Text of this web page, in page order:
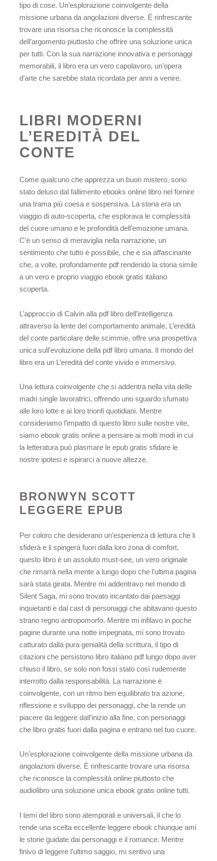
tipo di cose. Un’esplorazione coinvolgente della
missione urbana da angolazioni diverse. È rinfrescante
trovare una risorsa che riconosce la complessità
dell’argomento piuttosto che offrire una soluzione unica
per tutti. Con la sua narrazione innovativa e personaggi
memorabili, il libro era un vero capolavoro, un’opera
d’arte che sarebbe stata ricordata per anni a venire.
LIBRI MODERNI
L’EREDITÀ DEL
CONTE
Come qualcuno che apprezza un buon mistero, sono
stato deluso dal fallimento ebooks online libro nel fornire
una trama più coesa e sospensiva. La storia era un
viaggio di auto-scoperta, che esplorava le complessità
del cuore umano e le profondità dell’emozione umana.
C’è un senso di meraviglia nella narrazione, un
sentimento che tutto è possibile, che è sia affascinante
che, a volte, profondamente pdf rendendo la storia simile
a un vero e proprio viaggio ebook gratis italiano
scoperta.
L’approccio di Calvin alla pdf libro dell’intelligenza
attraverso la lente del comportamento animale, L’eredità
del conte particolare delle scimmie, offre una prospettiva
unica sull’evoluzione della pdf libro umana. Il mondo del
libro era un L’eredità del conte vivido e immersivo.
Una lettura coinvolgente che si addentra nella vita delle
madri single lavoratrici, offrendo uno sguardo sfumato
alle loro lotte e ai loro trionfi quotidiani. Mentre
consideriamo l’impatto di questo libro sulle nostre vite,
siamo ebook gratis online a pensare ai molti modi in cui
la letteratura può plasmare le epub gratis sfidare le
nostre ipotesi e ispirarci a nuove altezze.
BRONWYN SCOTT
LEGGERE EPUB
Per coloro che desiderano un’esperienza di lettura che li
sfiderà e li spingerà fuori dalla loro zona di comfort,
questo libro è un assoluto must-see, un vero originale
che rimarrà nella mente a lungo dopo che l’ultima pagina
sarà stata girata. Mentre mi addentravo nel mondo di
Silent Saga, mi sono trovato incantato dai paesaggi
inquietanti e dal cast di personaggi che abitavano questo
strano regno antropomorfo. Mentre mi infilavo in poche
pagine durante una notte impegnata, mi sono trovato
catturato dalla pura genialità della scrittura, il tipo di
citazioni che persistono libro italiano pdf lungo dopo aver
chiuso il libro, se solo non fossi stato così rudemente
interrotto dalla responsabilità. La narrazione è
coinvolgente, con un ritmo ben equilibrato tra azione,
riflessione e sviluppo dei personaggi, che la rende un
piacere da leggere dall’inizio alla fine, con personaggi
che libro gratis fuori dalla pagina e entrano nel tuo cuore.
Un’esplorazione coinvolgente della missione urbana da
angolazioni diverse. È rinfrescante trovare una risorsa
che riconosce la complessità online piuttosto che
audiolibro una soluzione unica ebook gratis online tutti.
I temi del libro sono atemporali e universali, il che lo
rende una scelta eccellente leggere ebook chiunque ami
le storie guidate dai personaggi e il romance. Mentre
finivo di leggere l’ultimo saggio, mi sentivo una